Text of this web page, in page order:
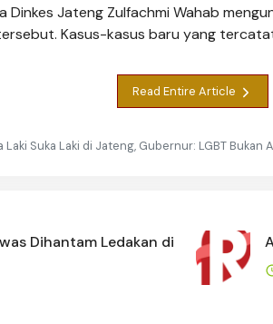
Dinkes Jateng Zulfachmi Wahab
Kasus-kasus baru yang
Read Entire Article
Laki Suka Laki di Jateng, Gubernur: LGBT Bukan
Dihantam Ledakan di